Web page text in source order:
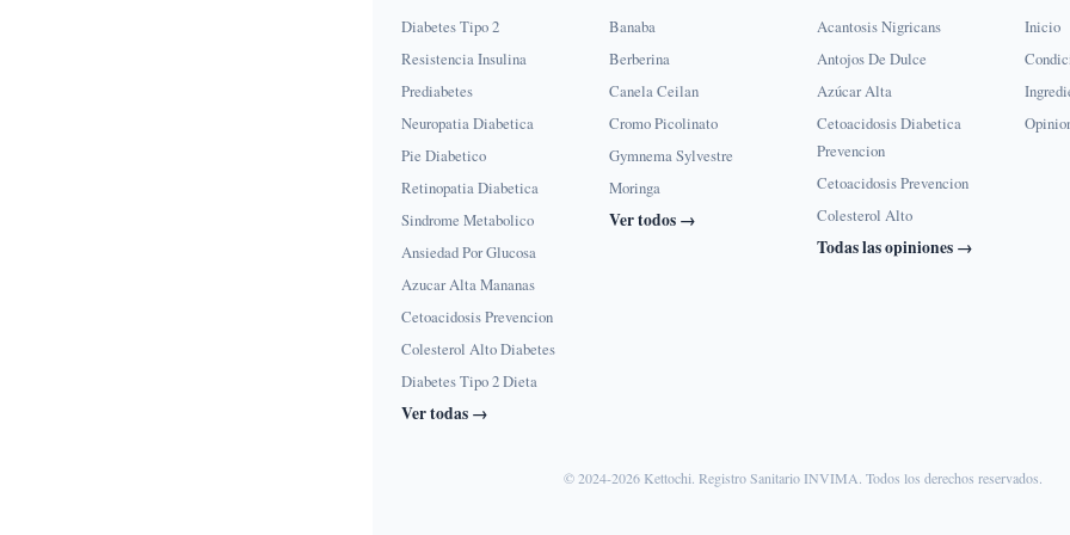
Diabetes Tipo 2
Resistencia Insulina
Prediabetes
Neuropatia Diabetica
Pie Diabetico
Retinopatia Diabetica
Sindrome Metabolico
Ansiedad Por Glucosa
Azucar Alta Mananas
Cetoacidosis Prevencion
Colesterol Alto Diabetes
Diabetes Tipo 2 Dieta
Ver todas →
Banaba
Berberina
Canela Ceilan
Cromo Picolinato
Gymnema Sylvestre
Moringa
Ver todos →
Acantosis Nigricans
Antojos De Dulce
Azúcar Alta
Cetoacidosis Diabetica
Prevencion
Cetoacidosis Prevencion
Colesterol Alto
Todas las opiniones →
Inicio
© 2024-2026 Kettochi. Registro Sanitario INVIMA. Todos los derechos reservados.